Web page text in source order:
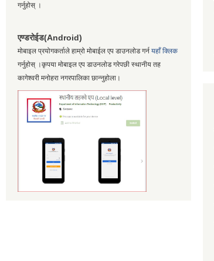
गर्नुहोस् ।
एण्डरोईड(Android)
मोबाइल प्रयोगकर्ताले हाम्रो मोबाईल एप डाउनलोड गर्न यहाँ क्लिक
गर्नुहोस् ।कृपया मोबाइल एप डाउनलोड गरेपछी स्थानीय तह
कागेश्वरी मनोहरा नगरपालिका छान्नुहोला।